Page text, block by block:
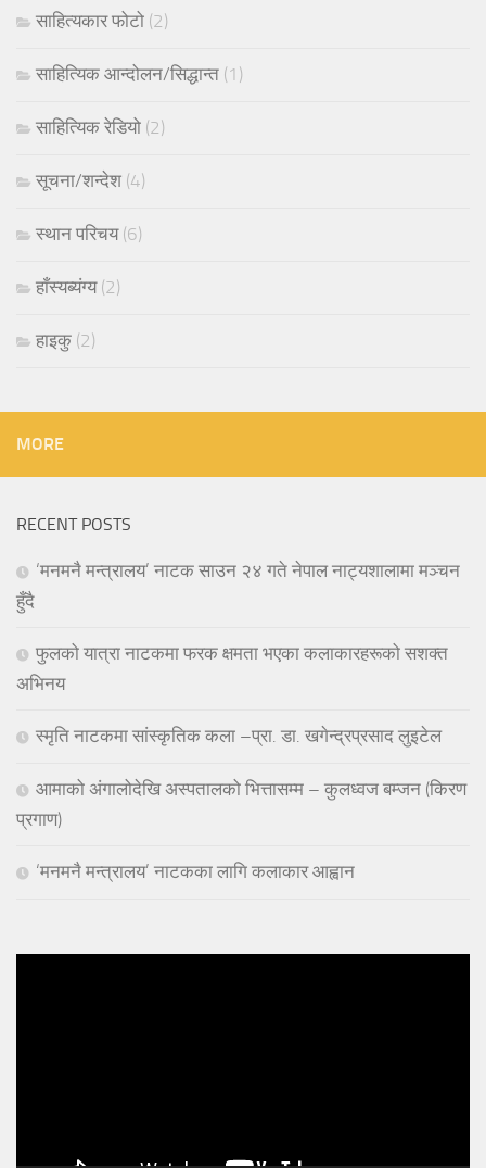
साहित्यकार फोटो (2)
साहित्यिक आन्दोलन/सिद्धान्त (1)
साहित्यिक रेडियो (2)
सूचना/शन्देश (4)
स्थान परिचय(6)
हाँस्यब्यंग्य(2)
हाइकु (2)
MORE
RECENT POSTS
‘मनमनै मन्त्रालय’ नाटक साउन २४ गते नेपाल नाट्यशालामा मञ्चन
हुँदै
फुलको यात्रा नाटकमा फरक क्षमता भएका कलाकारहरूको सशक्त
अभिनय
स्मृति नाटकमा सांस्कृतिक कला –प्रा. डा. खगेन्द्रप्रसाद लुइटेल
आमाको अंगालोदेखि अस्पतालको भित्तासम्म – कुलध्वज बम्जन (किरण
प्रगाण)
‘मनमनै मन्त्रालय’ नाटकका लागि कलाकार आह्वान